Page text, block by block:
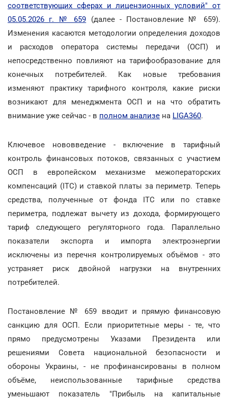
соответствующих сферах и лицензионных условий" от
05.05.2026 г. № 659 (далее - Постановление № 659).
Изменения касаются методологии определения доходов
и расходов оператора системы передачи (ОСП) и
непосредственно повлияют на тарифообразование для
конечных потребителей. Как новые требования
изменяют практику тарифного контроля, какие риски
возникают для менеджмента ОСП и на что обратить
внимание уже сейчас - в полном анализе на LIGA360.
Ключевое нововведение - включение в тарифный
контроль финансовых потоков, связанных с участием
ОСП в европейском механизме межоператорских
компенсаций (ITC) и ставкой платы за периметр. Теперь
средства, полученные от фонда ITC или по ставке
периметра, подлежат вычету из дохода, формирующего
тариф следующего регуляторного года. Параллельно
показатели экспорта и импорта электроэнергии
исключены из перечня контролируемых объёмов - это
устраняет риск двойной нагрузки на внутренних
потребителей.
Постановление № 659 вводит и прямую финансовую
санкцию для ОСП. Если приоритетные меры - те, что
прямо предусмотрены Указами Президента или
решениями Совета национальной безопасности и
обороны Украины, - не профинансированы в полном
объёме, неиспользованные тарифные средства
уменьшают показатель "Прибыль на капитальные